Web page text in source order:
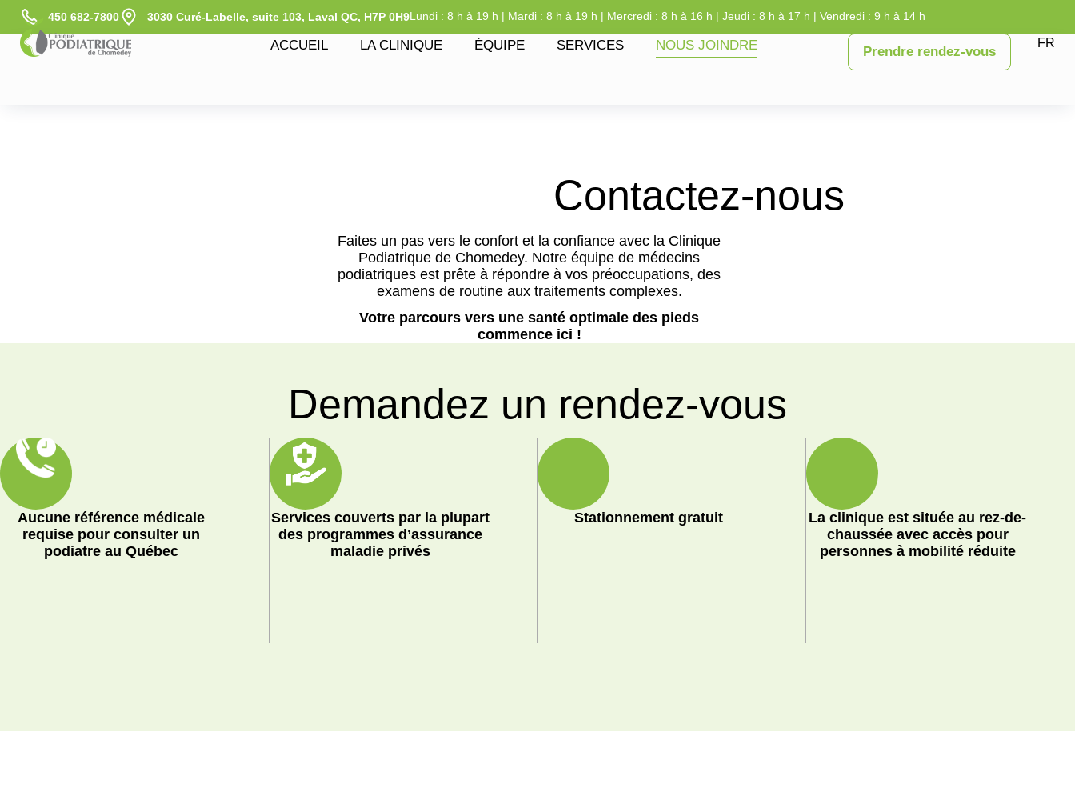
450 682-7800 3030 Curé-Labelle, suite 103, Laval QC, H7P 0H9Lundi : 8 h à 19 h | Mardi : 8 h à 19 h | Mercredi : 8 h à 16 h | Jeudi : 8 h à 17 h | Vendredi : 9 h à 14 h
ACCUEIL LA CLINIQUE ÉQUIPE SERVICES NOUS JOINDRE Prendre rendez-vous
FR
Contactez-nous
Faites un pas vers le confort et la confiance avec la Clinique
Podiatrique de Chomedey. Notre équipe de médecins
podiatriques est prête à répondre à vos préoccupations, des
examens de routine aux traitements complexes.
Votre parcours vers une santé optimale des pieds
commence ici !
Demandez un rendez-vous
Aucune référence médicale
requise pour consulter un
podiatre au Québec
Services couverts par la plupart
des programmes d’assurance
maladie privés
Stationnement gratuit
La clinique est située au rez-de-
chaussée avec accès pour
personnes à mobilité réduite